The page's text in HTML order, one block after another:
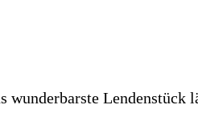
wunderbarste